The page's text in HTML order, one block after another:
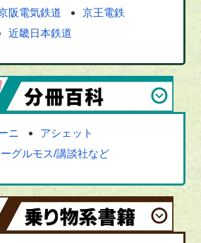
阪電気鉄道
京王電鉄
近畿日本鉄道
ニ
アシェット
グルモス/講談社など